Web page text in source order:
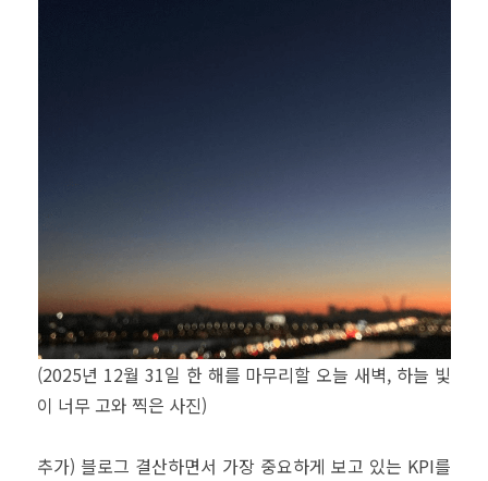
(2025년 12월 31일 한 해를 마무리할 오늘 새벽, 하늘 빛
이 너무 고와 찍은 사진)
추가) 블로그 결산하면서 가장 중요하게 보고 있는 KPI를